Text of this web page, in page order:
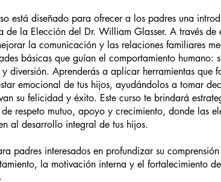
está diseñado para ofrecer a los padres una
de la Elección del Dr. William Glasser. A través de
la comunicación y las relaciones familiares
básicas que guían el comportamiento humano:
y diversión. Aprenderás a aplicar herramientas que
emocional de tus hijos, ayudándolos a tomar
su felicidad y éxito. Este curso te brindará
respeto mutuo, apoyo y crecimiento, donde las
al desarrollo integral de tus hijos.
padres interesados en profundizar su
la motivación interna y el fortalecimiento